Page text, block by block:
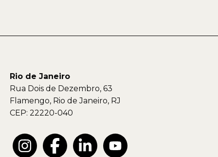
Rio de Janeiro
Rua Dois de Dezembro, 63
Flamengo, Rio de Janeiro, RJ
CEP: 22220-040